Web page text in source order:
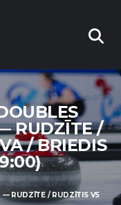
RUDZĪTE /
/ BRIEDIS
— RUDZĪTE / RUDZĪTIS VS